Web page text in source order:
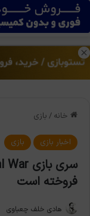
منو
خانه / بازی
اخبار بازی بازی
فروخته است
هادی خلف چعباوی